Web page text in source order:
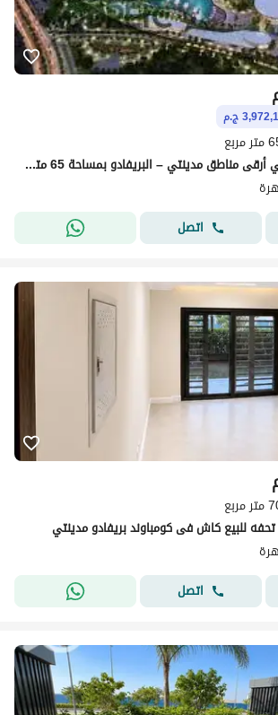
ج.م
مربع
استوديو مميز للبيع في أرقى مناطق مدينتي – البريفادو بمساحة 65 متر بتقسيمة عملية تجمع بين الراحة والأناقة جميع الخدمات الرئيسية
اتصل
مربع
للبيع كاش فى كومباوند بريفادو مدينتي
اتصل